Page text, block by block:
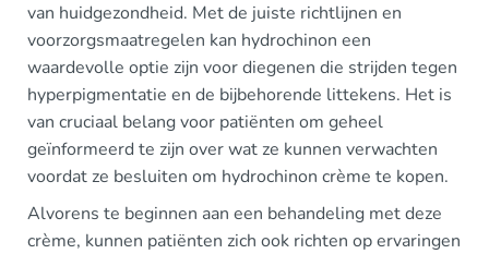
van huidgezondheid. Met de juiste richtlijnen en
voorzorgsmaatregelen kan hydrochinon een
waardevolle optie zijn voor diegenen die strijden tegen
hyperpigmentatie en de bijbehorende littekens. Het is
van cruciaal belang voor patiënten om geheel
geïnformeerd te zijn over wat ze kunnen verwachten
voordat ze besluiten om hydrochinon crème te kopen.
Alvorens te beginnen aan een behandeling met deze
crème, kunnen patiënten zich ook richten op ervaringen